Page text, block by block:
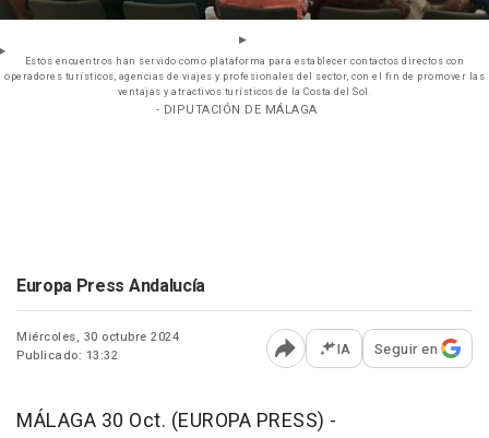
Estos encuentros han servido como plataforma para establecer contactos directos con
operadores turísticos, agencias de viajes y profesionales del sector, con el fin de promover las
ventajas y atractivos turísticos de la Costa del Sol.
- DIPUTACIÓN DE MÁLAGA
Europa Press Andalucía
Miércoles, 30 octubre 2024
Publicado: 13:32
Abrir opciones para
IA Seguir en
MÁLAGA 30 Oct. (EUROPA PRESS) -